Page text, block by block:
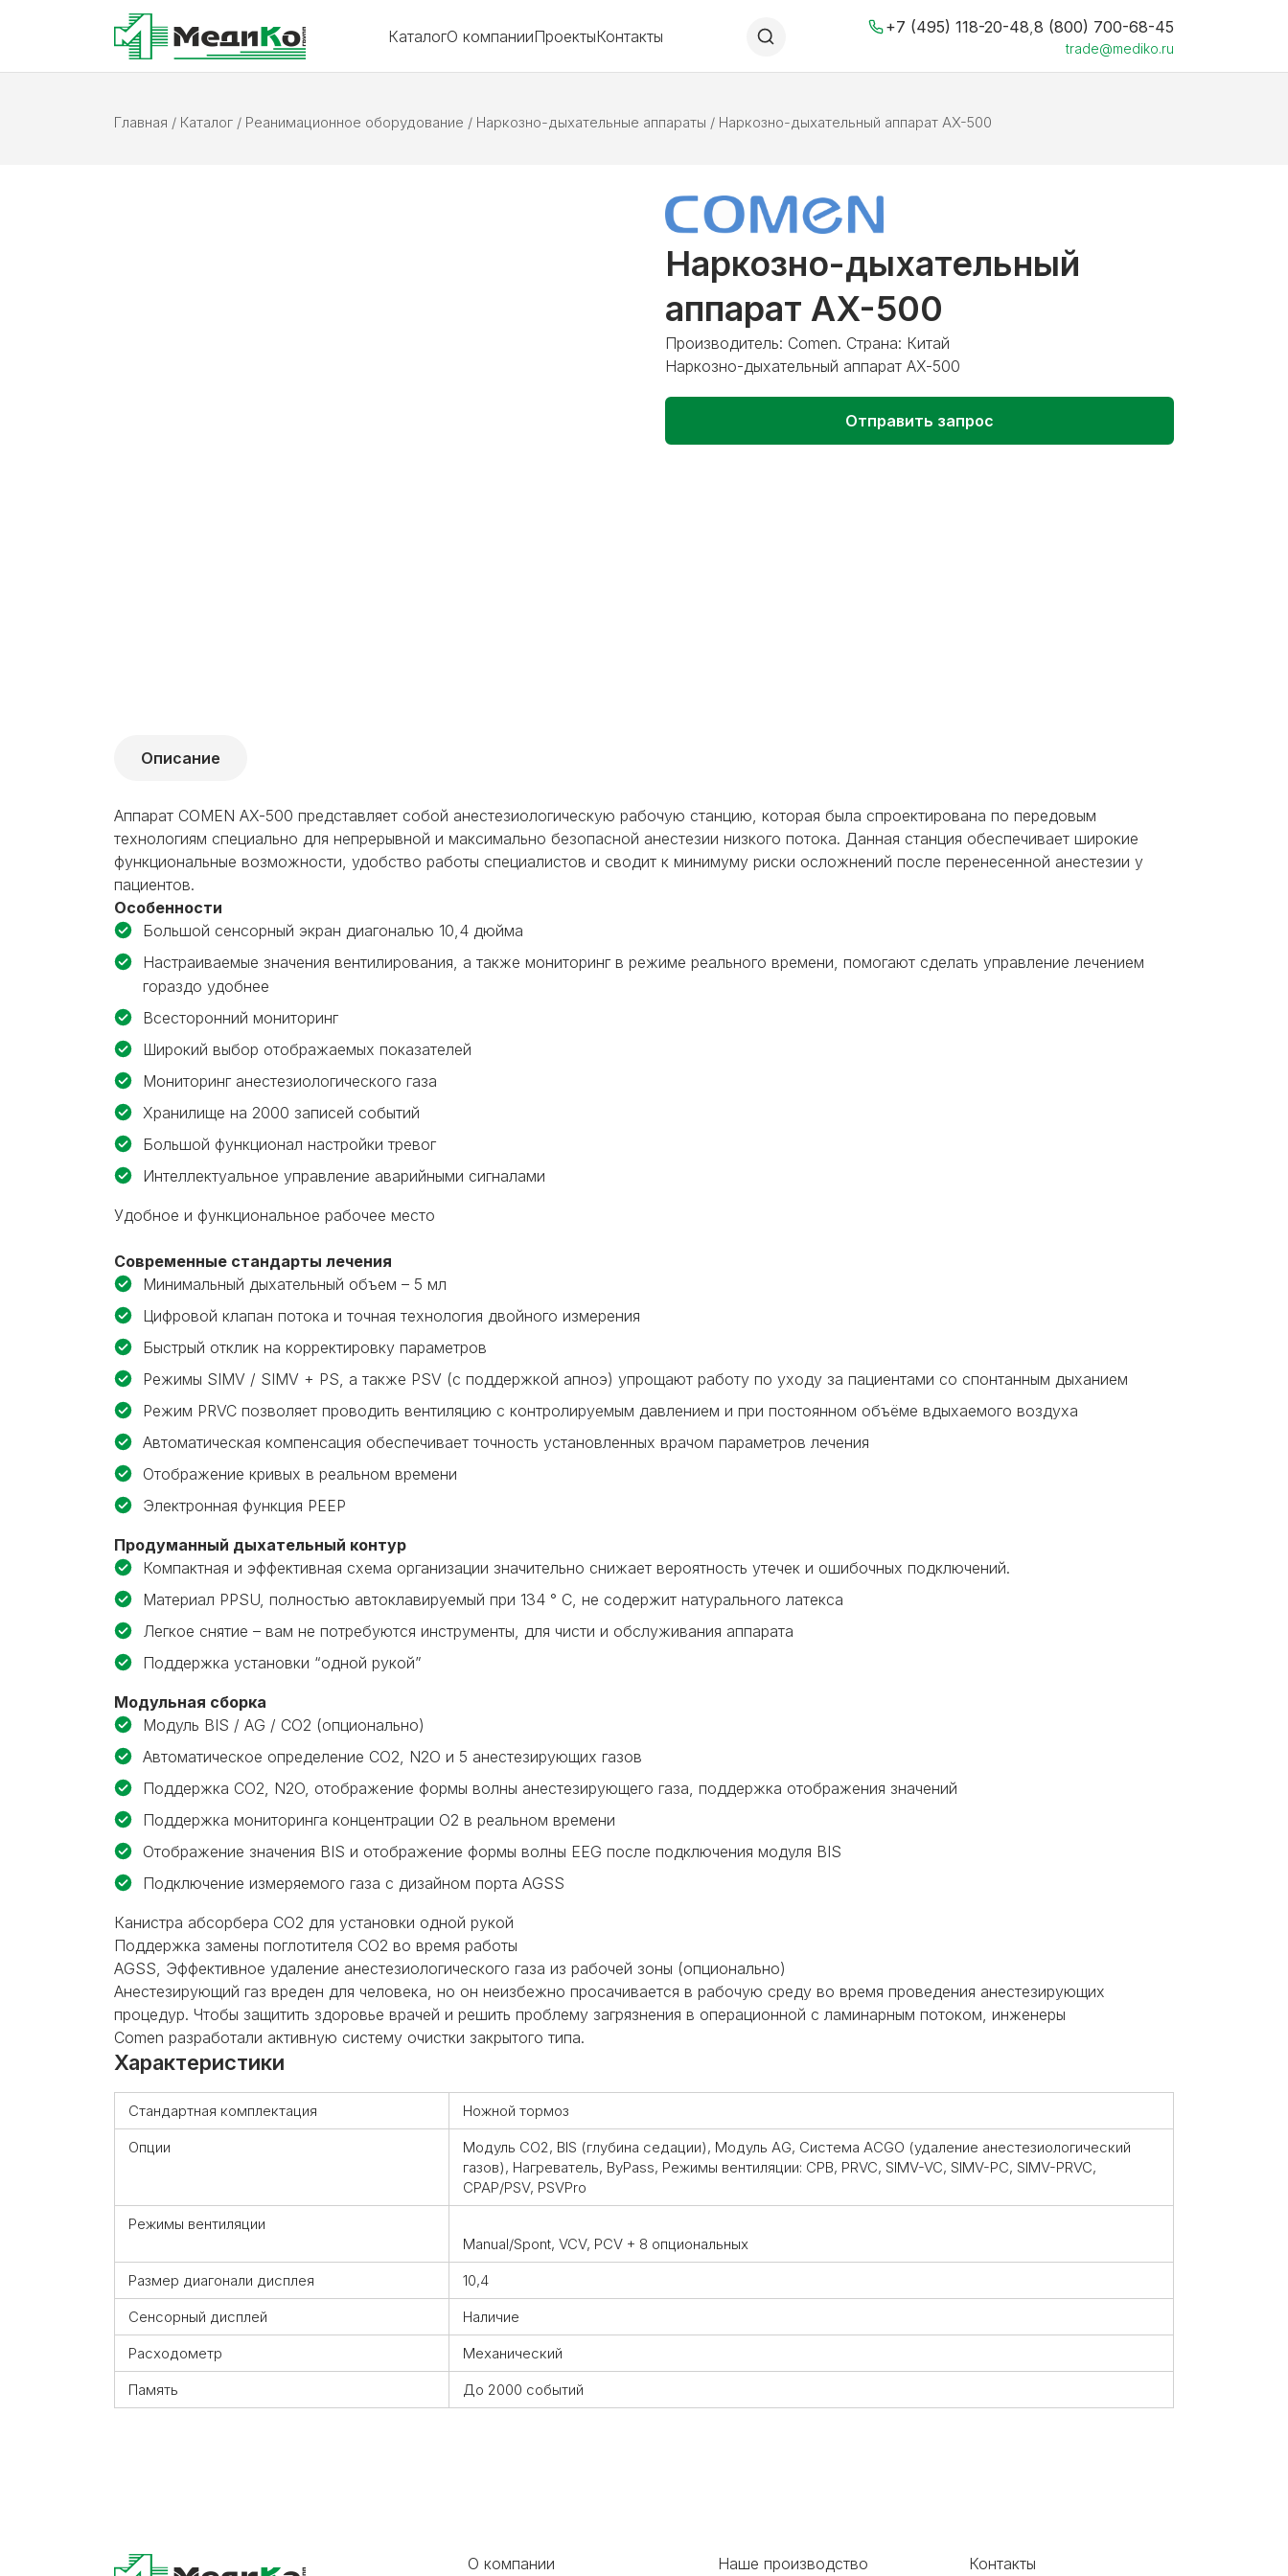
КаталогО компанииПроектыКонтакты
+7 (495) 118-20-48 8 (800) 700-68-45
trade@mediko.ru
Главная / Каталог / Реанимационное оборудование / Наркозно-дыхательные аппараты / Наркозно-дыхательный аппарат AX-500
Наркозно-дыхательный
аппарат AX-500
Производитель: Comen. Страна: Китай
Наркозно-дыхательный аппарат AX-500
Отправить запрос
Описание
Аппарат COMEN AX-500 представляет собой анестезиологическую рабочую станцию, которая была спроектирована по передовым
технологиям специально для непрерывной и максимально безопасной анестезии низкого потока. Данная станция обеспечивает широкие
функциональные возможности, удобство работы специалистов и сводит к минимуму риски осложнений после перенесенной анестезии у
пациентов.
Особенности
Большой сенсорный экран диагональю 10,4 дюйма
Настраиваемые значения вентилирования, а также мониторинг в режиме реального времени, помогают сделать управление лечением
гораздо удобнее
Всесторонний мониторинг
Широкий выбор отображаемых показателей
Мониторинг анестезиологического газа
Хранилище на 2000 записей событий
Большой функционал настройки тревог
Интеллектуальное управление аварийными сигналами
Удобное и функциональное рабочее место
Современные стандарты лечения
Минимальный дыхательный объем – 5 мл
Цифровой клапан потока и точная технология двойного измерения
Быстрый отклик на корректировку параметров
Режимы SIMV / SIMV + PS, а также PSV (с поддержкой апноэ) упрощают работу по уходу за пациентами со спонтанным дыханием
Режим PRVC позволяет проводить вентиляцию с контролируемым давлением и при постоянном объёме вдыхаемого воздуха
Автоматическая компенсация обеспечивает точность установленных врачом параметров лечения
Отображение кривых в реальном времени
Электронная функция PEEP
Продуманный дыхательный контур
Компактная и эффективная схема организации значительно снижает вероятность утечек и ошибочных подключений.
Материал PPSU, полностью автоклавируемый при 134 ° C, не содержит натурального латекса
Легкое снятие – вам не потребуются инструменты, для чисти и обслуживания аппарата
Поддержка установки “одной рукой”
Модульная сборка
Модуль BIS / AG / CO2 (опционально)
Автоматическое определение CO2, N2O и 5 анестезирующих газов
Поддержка CO2, N2O, отображение формы волны анестезирующего газа, поддержка отображения значений
Поддержка мониторинга концентрации O2 в реальном времени
Отображение значения BIS и отображение формы волны EEG после подключения модуля BIS
Подключение измеряемого газа с дизайном порта AGSS
Канистра абсорбера CO2 для установки одной рукой
Поддержка замены поглотителя CO2 во время работы
AGSS, Эффективное удаление анестезиологического газа из рабочей зоны (опционально)
Анестезирующий газ вреден для человека, но он неизбежно просачивается в рабочую среду во время проведения анестезирующих
процедур. Чтобы защитить здоровье врачей и решить проблему загрязнения в операционной с ламинарным потоком, инженеры
Comen разработали активную систему очистки закрытого типа.
Характеристики
Стандартная комплектация
Ножной тормоз
Опции
Модуль CO2, BIS (глубина седации), Модуль AG, Система ACGO (удаление анестезиологический
газов), Нагреватель, ByPass, Режимы вентиляции: CPB, PRVC, SIMV-VC, SIMV-PC, SIMV-PRVC,
CPAP/PSV, PSVPro
Режимы вентиляции
Manual/Spont, VCV, PCV + 8 опциональных
Размер диагонали дисплея
10,4
Сенсорный дисплей
Наличие
Расходометр
Механический
Память
До 2000 событий
О компании Наше производство Контакты